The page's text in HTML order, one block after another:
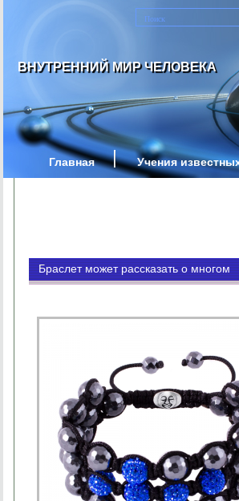
ВНУТРЕННИЙ МИР ЧЕЛОВЕКА
Главная Учения
Браслет может рассказать о многом